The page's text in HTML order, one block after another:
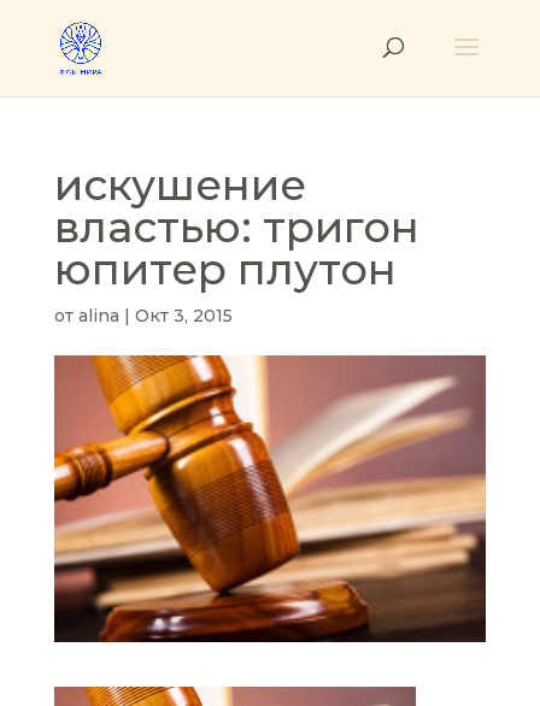
искушение
властью: тригон
юпитер плутон
от alina | Окт 3, 2015